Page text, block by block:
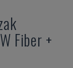
Fiber +